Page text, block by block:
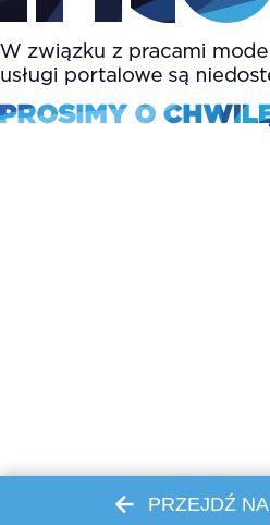
PRZEJDŹ NA